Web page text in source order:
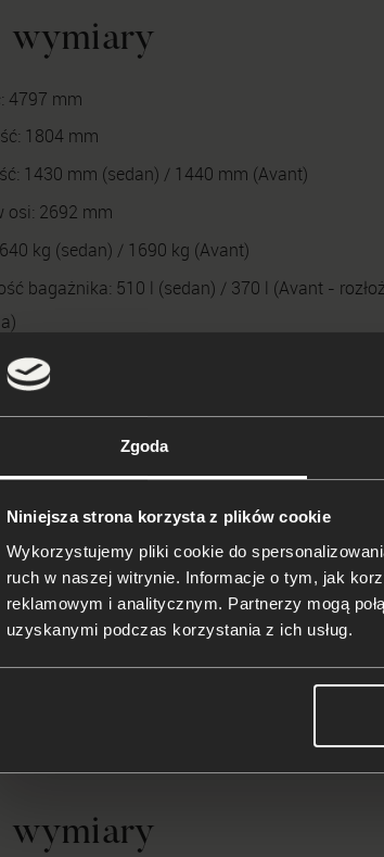
Zgoda
Niniejsza strona korzysta z plików cookie
Wykorzystujemy pliki cookie do
ruch w naszej witrynie. Informacje o tym, jak
reklamowym i analitycznym. Partnerzy mogą
uzyskanymi podczas korzystania z ich usług.
wymiary
4797 mm
1804 mm
1430 mm (sedan) / 1440 mm (Avant)
osi: 2692 mm
kg (sedan) / 1690 kg (Avant)
bagażnika: 510 l (sedan) / 370 l (Avant -
(1999-2003)
S6 wprowadzono silnik V8, a także była już
standardowego A6 poszerzonymi nadkolami.
poważnych zmian. Na liście wyposażenia
z regulacją elektryczną i reflektory
techniczne
jednostka 4.2 V8 o oznaczeniu AQJ/ANK.
Nm. Dostępne skrzynie biegów to 6-biegowa
wymiary